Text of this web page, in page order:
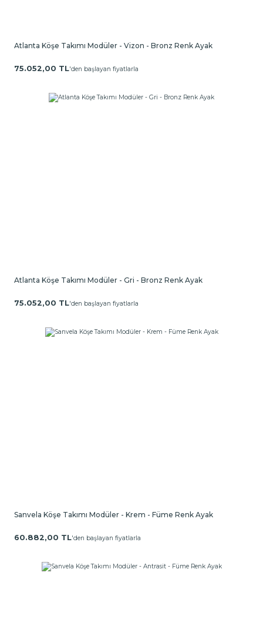
Atlanta Köşe Takımı Modüler - Vizon - Bronz Renk Ayak
75.052,00 TL'den başlayan fiyatlarla
Atlanta Köşe Takımı Modüler - Gri - Bronz Renk Ayak
75.052,00 TL'den başlayan fiyatlarla
Sanvela Köşe Takımı Modüler - Krem - Füme Renk Ayak
60.882,00 TL'den başlayan fiyatlarla